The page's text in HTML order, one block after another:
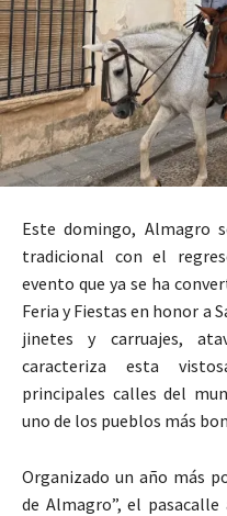
Este domingo, Almagro
tradicional con el
evento que ya se ha
Feria y Fiestas en honor a
jinetes y carruajes,
caracteriza esta
principales calles del
uno de los pueblos más
Organizado un año más
de Almagro”, el